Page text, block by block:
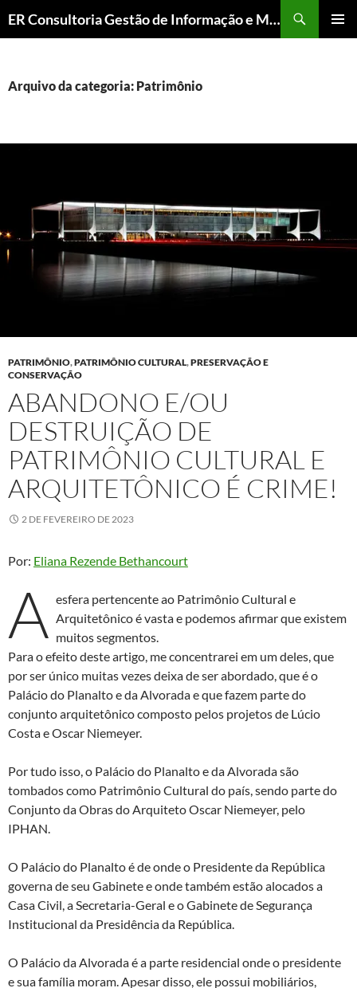
ER Consultoria Gestão de Informação e Memória Institucional
CONTEÚDO
Arquivo da categoria: Patrimônio
PATRIMÔNIO,PATRIMÔNIO CULTURAL,PRESERVAÇÃO E
CONSERVAÇÃO
ABANDONO E/OU
DESTRUIÇÃO DE
PATRIMÔNIO CULTURAL E
ARQUITETÔNICO É CRIME!
2 DE FEVEREIRO DE 2023
Por: Eliana Rezende Bethancourt
A esfera pertencente ao Patrimônio Cultural e
Arquitetônico é vasta e podemos afirmar que existem
muitos segmentos.
Para o efeito deste artigo, me concentrarei em um deles, que
por ser único muitas vezes deixa de ser abordado, que é o
Palácio do Planalto e da Alvorada e que fazem parte do
conjunto arquitetônico composto pelos projetos de Lúcio
Costa e Oscar Niemeyer.
Por tudo isso, o Palácio do Planalto e da Alvorada são
tombados como Patrimônio Cultural do país, sendo parte do
Conjunto da Obras do Arquiteto Oscar Niemeyer, pelo
IPHAN.
O Palácio do Planalto é de onde o Presidente da República
governa de seu Gabinete e onde também estão alocados a
Casa Civil, a Secretaria-Geral e o Gabinete de Segurança
Institucional da Presidência da República.
O Palácio da Alvorada é a parte residencial onde o presidente
e sua família moram. Apesar disso, ele possui mobiliários,